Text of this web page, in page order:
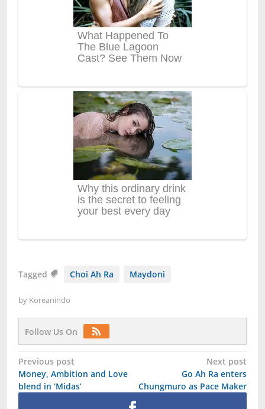
Tagged Choi Ah Ra Maydoni
by Koreanindo
Follow Us On
Post
navigation
Previous post
Money, Ambition and Love
blend in ‘Midas’
Next post
Go Ah Ra enters
Chungmuro as Pace Maker